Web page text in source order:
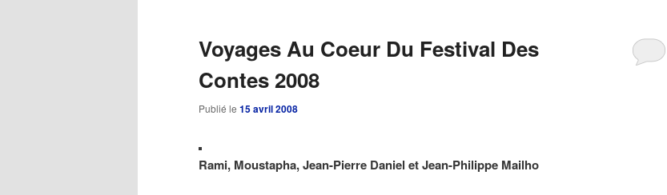
principal
secondaire
Voyages Au Coeur Du Festival Des
Contes 2008
Publié le 15 avril 2008
Rami, Moustapha, Jean-Pierre Daniel et Jean-Philippe Mailho